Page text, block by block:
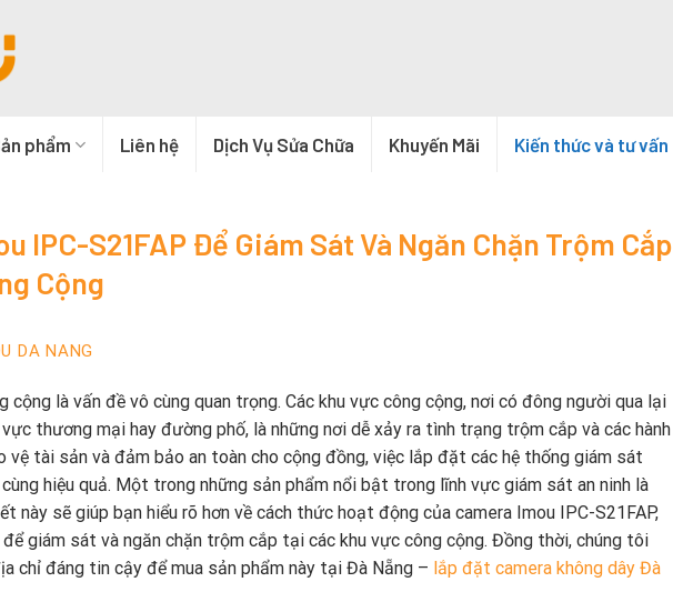
phẩm Liên hệ Dịch Vụ Sửa Chữa Khuyến Mãi Kiến thức và tư vấn
IPC-S21FAP Để Giám Sát Và Ngăn Chặn Trộm Cắp
Cộng
DA NANG
cộng là vấn đề vô cùng quan trọng. Các khu vực công cộng, nơi có đông người qua lại
thương mại hay đường phố, là những nơi dễ xảy ra tình trạng trộm cắp và các hành
tài sản và đảm bảo an toàn cho cộng đồng, việc lắp đặt các hệ thống giám sát
hiệu quả. Một trong những sản phẩm nổi bật trong lĩnh vực giám sát an ninh là
này sẽ giúp bạn hiểu rõ hơn về cách thức hoạt động của camera Imou IPC-S21FAP,
giám sát và ngăn chặn trộm cắp tại các khu vực công cộng. Đồng thời, chúng tôi
chỉ đáng tin cậy để mua sản phẩm này tại Đà Nẵng – lắp đặt camera không dây Đà